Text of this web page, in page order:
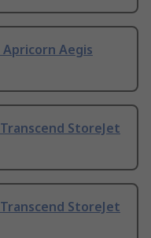
Aegis
StoreJet
StoreJet